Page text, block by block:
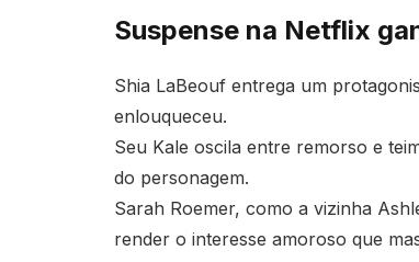
Suspense na Netflix
Shia LaBeouf entrega um
enlouqueceu.
Seu Kale oscila entre remorso e
do personagem.
Sarah Roemer, como a vizinha
render o interesse amoroso que